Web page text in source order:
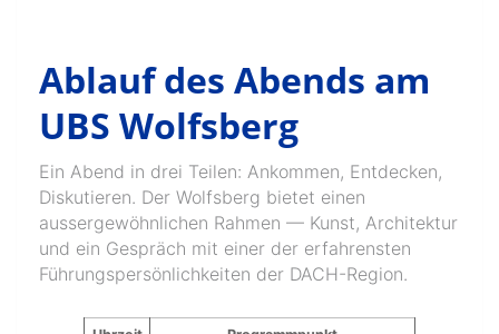
Ablauf des Abends am
UBS Wolfsberg
Ein Abend in drei Teilen: Ankommen, Entdecken,
Diskutieren. Der Wolfsberg bietet einen
aussergewöhnlichen Rahmen — Kunst, Architektur
und ein Gespräch mit einer der erfahrensten
Führungspersönlichkeiten der DACH-Region.